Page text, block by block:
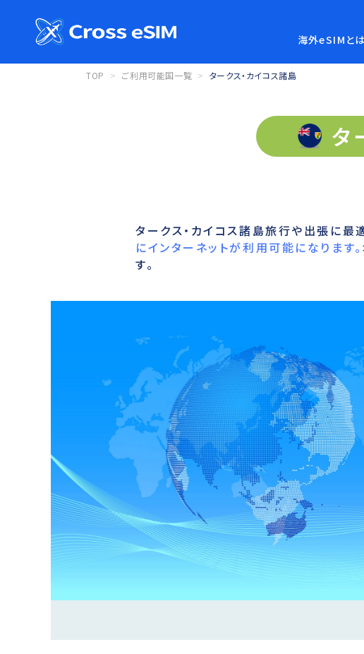
海外eSIMとは
TOP ご利用可能国一覧 タークス・カイコス諸島
タ
タークス・カイコス諸島旅行や出張に
にインターネットが利用可能になります。
す。